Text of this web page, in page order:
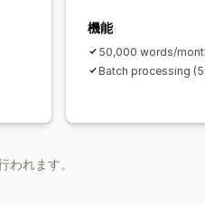
機能
50,000 words/
Batch processing
れます。